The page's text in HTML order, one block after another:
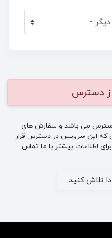
دسترس
می باشد و سفارش های
که این سرویس در دسترس قرار
اطلاعات بیشتر با ما تماس
تلاش کنید